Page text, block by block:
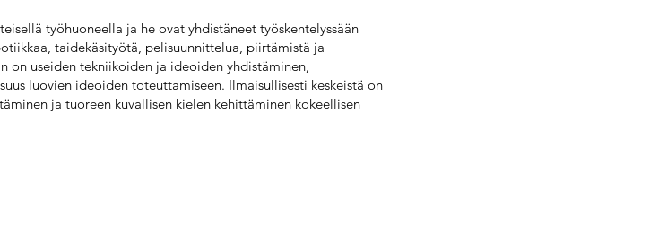
työhuoneella ja he ovat yhdistäneet työskentelyssään
taidekäsityötä, pelisuunnittelua, piirtämistä ja
on useiden tekniikoiden ja ideoiden yhdistäminen,
luovien ideoiden toteuttamiseen. Ilmaisullisesti keskeistä on
ja tuoreen kuvallisen kielen kehittäminen kokeellisen